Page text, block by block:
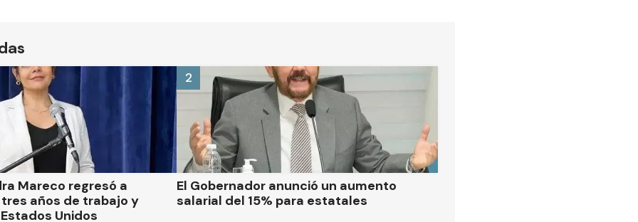
Mareco regresó a
años de trabajo y
Unidos
El Gobernador anunció un aumento
salarial del 15% para estatales
2